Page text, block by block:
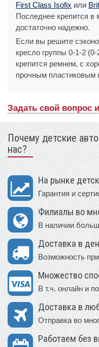
First Class Isofix или
Последнее крепится
достаточно надежно.
Если вы решите
кресло группы 0-1-2 (0-
крепится ремнем, с
прочным пластиковым
Задать свой вопрос
Почему детские
нас?
На рынке
Гарантия и
Филиалы во
В наличии
Доставка в
Возможность
Множество
В т.ч. онлайн и
Доставка в
Отправка во
Работаем без